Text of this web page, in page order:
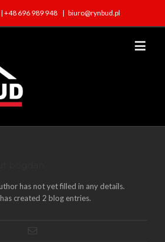
+48 696 989 948 | biuro@rynbud.pl
has not yet filled in any details.
created 2 blog entries.